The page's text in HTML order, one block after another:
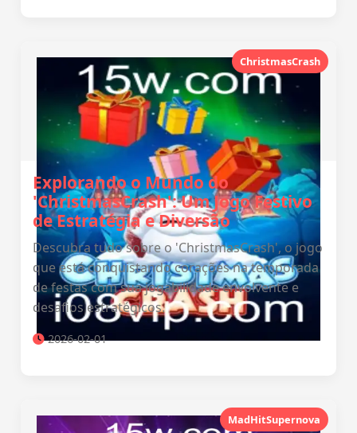
ChristmasCrash
Explorando o Mundo do
'ChristmasCrash': Um Jogo Festivo
de Estratégia e Diversão
Descubra tudo sobre o 'ChristmasCrash', o jogo
que está conquistando corações na temporada
de festas com sua jogabilidade envolvente e
desafios estratégicos.
2026-02-01
MadHitSupernova